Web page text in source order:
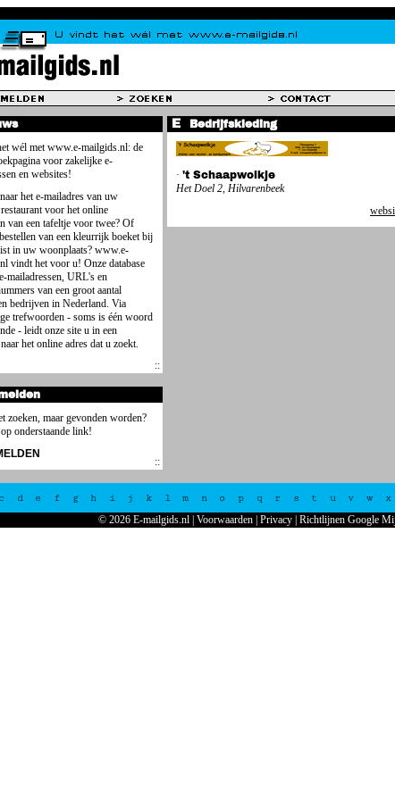
wél met www.e-mailgids.nl: de
voor zakelijke e-
en websites!
het e-mailadres van uw
voor het online
van een tafeltje voor twee? Of
van een kleurrijk boeket bij
in uw woonplaats? www.e-
vindt het voor u! Onze database
mailadressen, URL's en
van een groot aantal
bedrijven in Nederland. Via
trefwoorden - soms is één woord
- leidt onze site u in een
het online adres dat u zoekt.
zoeken, maar gevonden worden?
onderstaande link!
Bedrijfskleding
· 't Schaapwolkje
Het Doel 2, Hilvarenbeek
c d e f g h i j k l m n o p q r s t u v w x
© 2026 E-mailgids.nl Voorwaarden Privacy Richtlijnen Google